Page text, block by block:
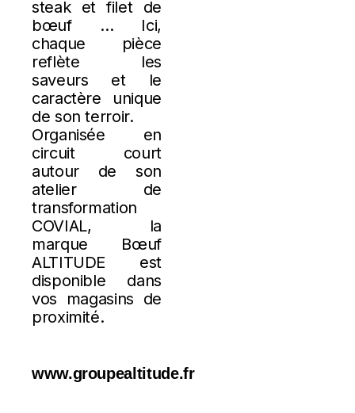
steak et filet de
bœuf … Ici,
chaque pièce
reflète les
saveurs et le
caractère unique
de son terroir.
Organisée en
circuit court
autour de son
atelier de
transformation
COVIAL, la
marque Bœuf
ALTITUDE est
disponible dans
vos magasins de
proximité.
www.groupealtitude.fr